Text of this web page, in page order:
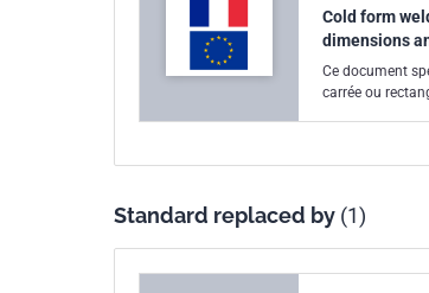
Cold form
dimensions
Ce document
carrée ou
Standard replaced by (1)